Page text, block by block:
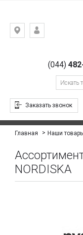
Киев,
Гоголевская,(044)
Заказать звонок
Главная Наши
NORDISKA